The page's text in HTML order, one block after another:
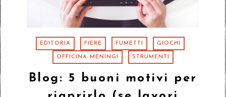
EDITORIA · FIERE · FUMETTI · GIOCHI ·
OFFICINA MENINGI · STRUMENTI
Blog: 5 buoni motivi per